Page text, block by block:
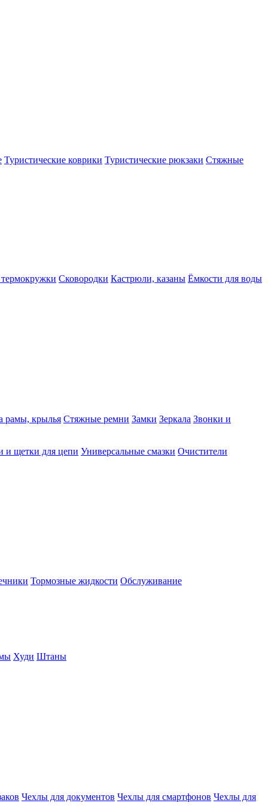
Туристические коврики Туристические рюкзаки Стяжные
Сковородки Кастрюли, казаны Ёмкости для воды
рамы, крылья Стяжные ремни Замки Зеркала Звонки и
и щетки для цепи Универсальные смазки Очистители
Тормозные жидкости Обслуживание
Худи Штаны
Чехлы для документов Чехлы для смартфонов Чехлы для